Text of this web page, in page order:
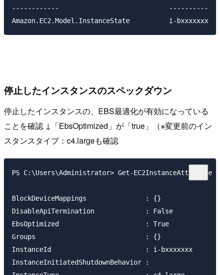
------------                            ----------
停止したインスタンスのスペックダウン
停止したインスタンスの、EBS最適化が有効になっている
ことを確認 ↓「EbsOptimized」が「true」（※変更前のイン
スタンスタイプ：c4.largeも確認
PS C:\Users\Administrator> Get-
BlockDeviceMappings               : {}
DisableApiTermination             : False
EbsOptimized                      : True
Groups                            : {}
InstanceId                        : i-bxxxxxxx
InstanceInitiatedShutdownBehavior :